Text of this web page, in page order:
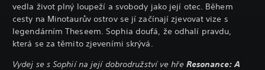
vedla život plný loupeží a svobody jako její otec. Během
cesty na Minotaurův ostrov se jí začínají zjevovat vize s
legendárním Theseem. Sophia doufá, že odhalí pravdu,
která se za těmito zjeveními skrývá.
Vydej se s Sophií na její dobrodružství ve hře Resonance: A